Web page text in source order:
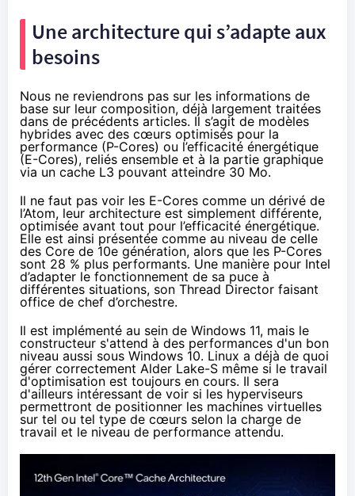
Une architecture qui s’adapte aux
besoins
Nous ne reviendrons pas sur les informations de
base sur leur composition, déjà largement traitées
dans de précédents articles. Il s’agit de modèles
hybrides avec des cœurs optimisés pour la
performance (P-Cores) ou l’efficacité énergétique
(E-Cores), reliés ensemble et à la partie graphique
via un cache L3 pouvant atteindre 30 Mo.
Il ne faut pas voir les E-Cores comme un dérivé de
l’Atom, leur architecture est simplement différente,
optimisée avant tout pour l’efficacité énergétique.
Elle est ainsi présentée comme au niveau de celle
des Core de 10e génération, alors que les P-Cores
sont 28 % plus performants. Une manière pour Intel
d’adapter le fonctionnement de sa puce à
différentes situations, son Thread Director faisant
office de chef d’orchestre.
Il est implémenté au sein de Windows 11, mais le
constructeur s'attend à des performances d'un bon
niveau aussi sous Windows 10. Linux a déjà de quoi
gérer correctement Alder Lake-S même si le travail
d'optimisation est toujours en cours. Il sera
d'ailleurs intéressant de voir si les hyperviseurs
permettront de positionner les machines virtuelles
sur tel ou tel type de cœurs selon la charge de
travail et le niveau de performance attendu.